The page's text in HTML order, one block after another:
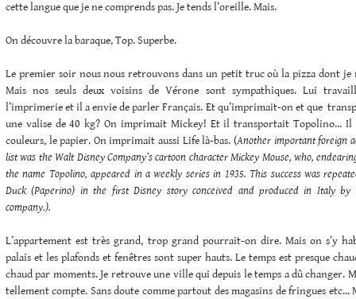
cette langue que je ne comprends pas. Je tends l’oreille. Mais.
On découvre la baraque, Top. Superbe.
Le premier soir nous nous retrouvons dans un petit truc où la pizza dont je
Mais nos seuls deux voisins de Vérone sont sympathiques. Lui
l’imprimerie et il a envie de parler Français. Et qu’imprimait-on et que
une valise de 40 kg? On imprimait Mickey! Et il transportait Topolino… Il
couleurs, le papier. On imprimait aussi Life là-bas. (Another important foreign
list was the Walt Disney Company’s cartoon character Mickey Mouse, who,
the name Topolino, appeared in a weekly series in 1935. This success was
Duck (Paperino) in the first Disney story conceived and produced in Italy by
company.).
L’appartement est très grand, trop grand pourrait-on dire. Mais on s’y
palais et les plafonds et fenêtres sont super hauts. Le temps est presque
chaud par moments. Je retrouve une ville qui depuis le temps a dû changer.
tellement compte. Sans doute comme partout des magasins de fringues etc…